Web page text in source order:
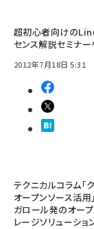
超初心者向けの
センス解説セミナー
2012年7月18日 5:31
テクニカルコラム「
オープンソース活用
ガロール発のオープ
レージソリューショ